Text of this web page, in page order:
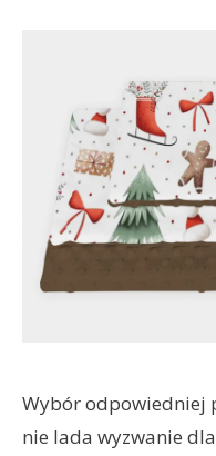
Wybór odpowiedniej
nie lada wyzwanie